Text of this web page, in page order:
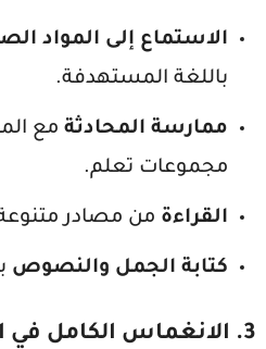
الاستماع إلى المواد
باللغة المستهدفة.
ممارسة المحادثة مع
مجموعات تعلم.
القراءة من مصادر
كتابة الجمل والنصوص
3. الانغماس الكامل في